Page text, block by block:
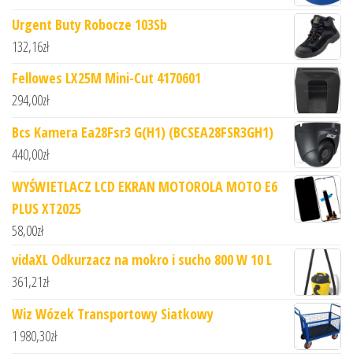
Urgent Buty Robocze 103Sb
132,16zł
Fellowes LX25M Mini-Cut 4170601
294,00zł
Bcs Kamera Ea28Fsr3 G(H1) (BCSEA28FSR3GH1)
440,00zł
WYŚWIETLACZ LCD EKRAN MOTOROLA MOTO E6
PLUS XT2025
58,00zł
vidaXL Odkurzacz na mokro i sucho 800 W 10 L
361,21zł
Wiz Wózek Transportowy Siatkowy
1 980,30zł